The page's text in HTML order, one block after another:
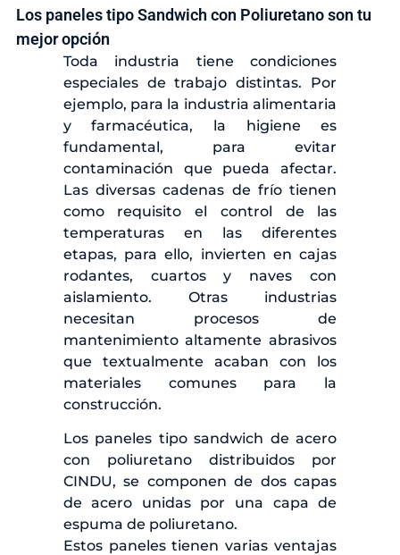
Los paneles tipo Sandwich con Poliuretano son tu
mejor opción
Toda industria tiene condiciones
especiales de trabajo distintas. Por
ejemplo, para la industria alimentaria
y farmacéutica, la higiene es
fundamental, para evitar
contaminación que pueda afectar.
Las diversas cadenas de frío tienen
como requisito el control de las
temperaturas en las diferentes
etapas, para ello, invierten en cajas
rodantes, cuartos y naves con
aislamiento. Otras industrias
necesitan procesos de
mantenimiento altamente abrasivos
que textualmente acaban con los
materiales comunes para la
construcción.
Los paneles tipo sandwich de acero
con poliuretano distribuidos por
CINDU, se componen de dos capas
de acero unidas por una capa de
espuma de poliuretano.
Estos paneles tienen varias ventajas